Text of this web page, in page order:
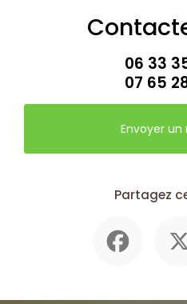
06 33
07 65
Envoyer un
Partagez